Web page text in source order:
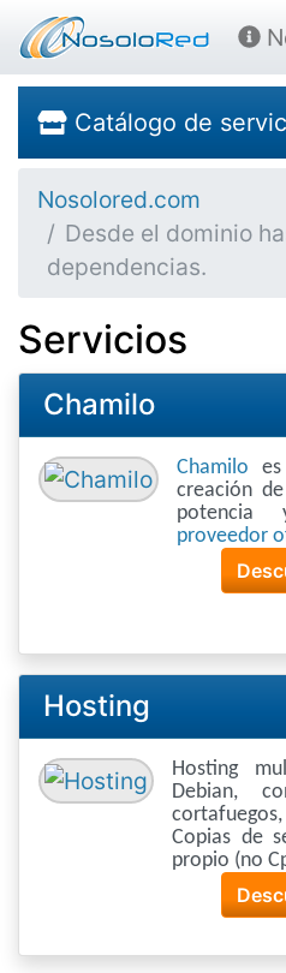
Catálogo de
Nosolored.com
Desde el dominio
dependencias.
Servicios
Chamilo
Chamilo
creación
potencia
proveedor
Hosting
Hosting
Debian,
Copias de
propio (no